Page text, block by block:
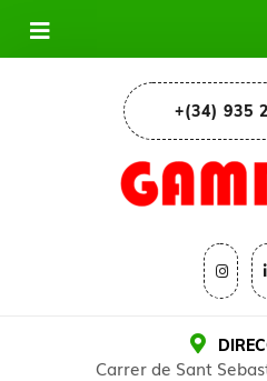
+(34) 935
Carrer de Sant